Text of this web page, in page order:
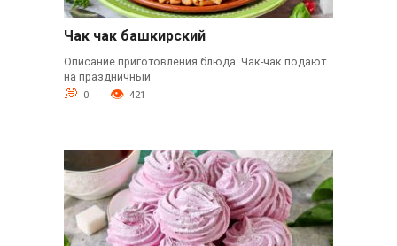
Чак чак башкирский
Описание приготовления блюда: Чак-чак подают
на праздничный
0 421